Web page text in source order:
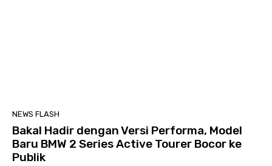
NEWS FLASH
Bakal Hadir dengan Versi Performa, Model
Baru BMW 2 Series Active Tourer Bocor ke
Publik